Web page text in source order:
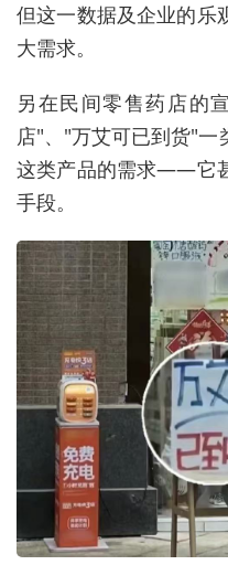
但这一数据及企业的乐
大需求。
另在民间零售药店的
店"、"万艾可已到货"一
这类产品的需求——它
手段。